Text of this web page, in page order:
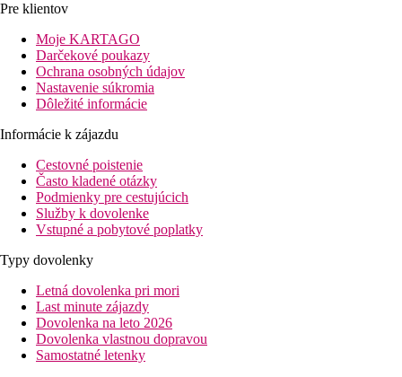
Pre klientov
Moje KARTAGO
Darčekové poukazy
Ochrana osobných údajov
Nastavenie súkromia
Dôležité informácie
Informácie k zájazdu
Cestovné poistenie
Často kladené otázky
Podmienky pre cestujúcich
Služby k dovolenke
Vstupné a pobytové poplatky
Typy dovolenky
Letná dovolenka pri mori
Last minute zájazdy
Dovolenka na leto 2026
Dovolenka vlastnou dopravou
Samostatné letenky